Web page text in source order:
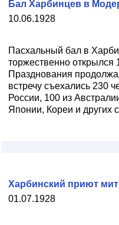
10.06.1928
Бал Харбинцев в
Пасхальный бал в
торжественно открылся
Празднования
встречу съехались 230
России, 100 из
Японии, Кореи и других
01.07.1928
Харбинский приют